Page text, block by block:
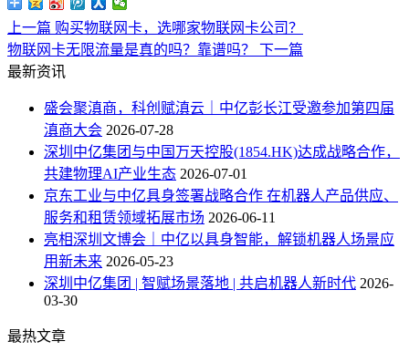
上一篇 购买物联网卡，选哪家物联网卡公司？
物联网卡无限流量是真的吗？靠谱吗？ 下一篇
最新资讯
盛会聚滇商，科创赋滇云｜中亿彭长江受邀参加第四届
滇商大会 2026-07-28
深圳中亿集团与中国万天控股(1854.HK)达成战略合作，
共建物理AI产业生态 2026-07-01
京东工业与中亿具身签署战略合作 在机器人产品供应、
服务和租赁领域拓展市场 2026-06-11
亮相深圳文博会｜中亿以具身智能，解锁机器人场景应
用新未来 2026-05-23
深圳中亿集团 | 智赋场景落地 | 共启机器人新时代 2026-
03-30
最热文章